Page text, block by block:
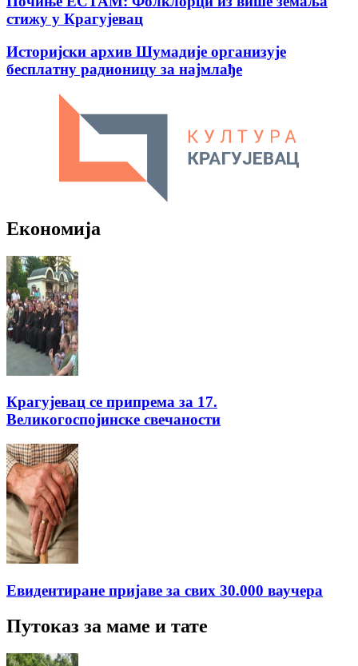
стижу у Крагујевац
Историјски архив Шумадије организује
бесплатну радионицу за најмлађе
Економија
Крагујевац се припрема за 17.
Великогоспојинске свечаности
Евидентиране пријаве за свих 30.000 ваучера
Путоказ за маме и тате